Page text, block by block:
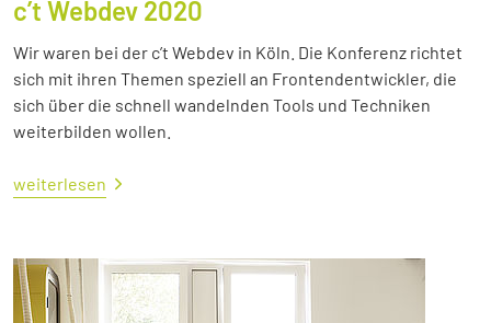
c’t Webdev 2020
Wir waren bei der c’t Webdev in Köln. Die Konferenz richtet
sich mit ihren Themen speziell an Frontendentwickler, die
sich über die schnell wandelnden Tools und Techniken
weiterbilden wollen.
weiterlesen